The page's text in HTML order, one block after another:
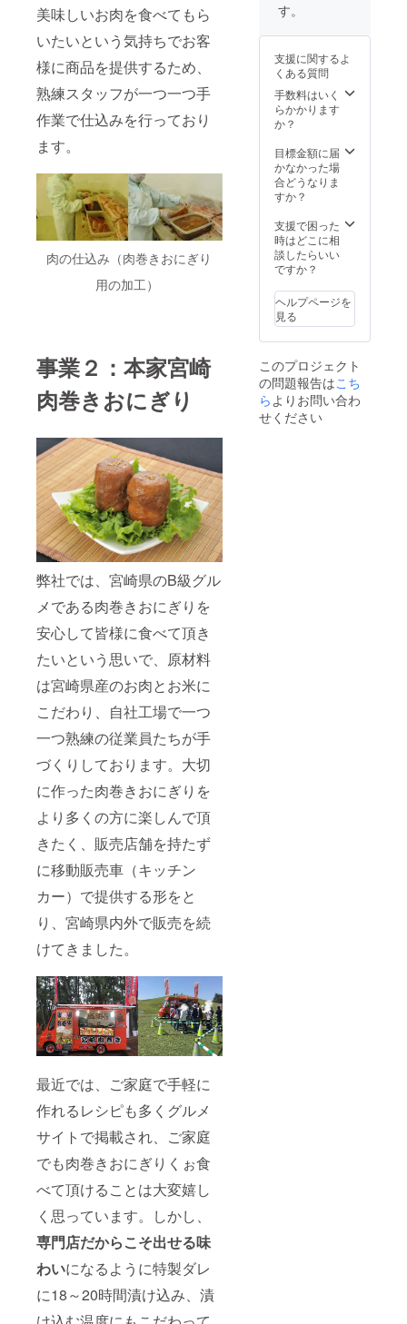
美味しいお肉を食べてもら
いたいという気持ちでお客
様に商品を提供するため、
熟練スタッフが一つ一つ手
作業で仕込みを行っており
ます。
肉の仕込み（肉巻きおにぎり
用の加工）
事業２：本家宮崎
肉巻きおにぎり
弊社では、宮崎県のB級グル
メである肉巻きおにぎりを
安心して皆様に食べて頂き
たいという思いで、原材料
は宮崎県産のお肉とお米に
こだわり、自社工場で一つ
一つ熟練の従業員たちが手
づくりしております。大切
に作った肉巻きおにぎりを
より多くの方に楽しんで頂
きたく、販売店舗を持たず
に移動販売車（キッチン
カー）で提供する形をと
り、宮崎県内外で販売を続
けてきました。
最近では、ご家庭で手軽に
作れるレシピも多くグルメ
サイトで掲載され、ご家庭
でも肉巻きおにぎりくぉ食
べて頂けることは大変嬉し
く思っています。しかし、
専門店だからこそ出せる味
わいになるように特製ダレ
に18～20時間漬け込み、漬
す。
支援に関するよ
くある質問
手数料はいく
らかかります
か？
目標金額に届
かなかった場
合どうなりま
すか？
支援で困った
時はどこに相
談したらいい
ですか？
ヘルプページを
見る
このプロジェクト
の問題報告はこち
らよりお問い合わ
せください